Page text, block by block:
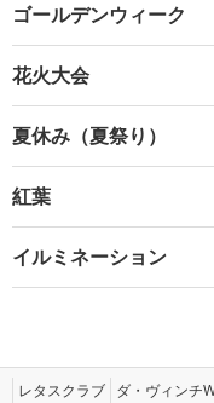
ゴールデンウィーク
花火大会
夏休み（夏祭り）
紅葉
イルミネーション
レタスクラブ ダ・ヴィンチ